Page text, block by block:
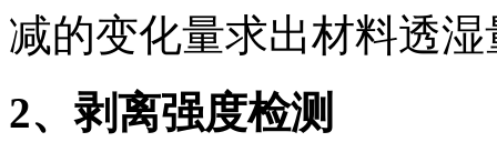
减的变化量求出材料透湿
2、剥离强度检测